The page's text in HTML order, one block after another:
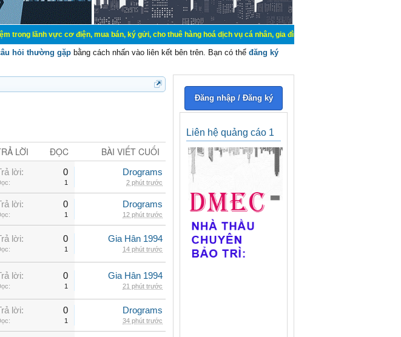
cơ điện, mua bán, ký gửi, cho thuê hàng hoá dịch vụ cá nhân, gia đình. Mua bán, ký gửi, cho thuê thiết bị
hỏi thường gặp bằng cách nhấn vào liên kết bên trên. Bạn có thể đăng ký
LỜI ĐỌC BÀI VIẾT CUỐI
lời: 0
1
Drograms
2 phút trước
lời: 0
1
Drograms
12 phút trước
lời: 0
1
Gia Hân 1994
14 phút trước
lời: 0
1
Gia Hân 1994
21 phút trước
lời: 0
1
Drograms
34 phút trước
Đăng nhập / Đăng ký
Liên hệ quảng cáo 1